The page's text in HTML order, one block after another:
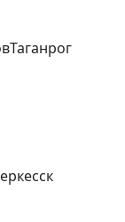
Таганрог